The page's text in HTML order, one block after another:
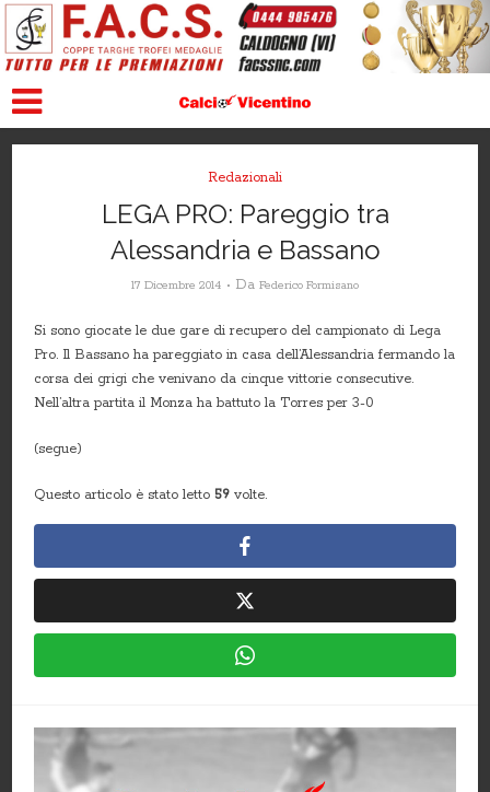
Redazionali
LEGA PRO: Pareggio tra
Alessandria e Bassano
17 Dicembre 2014 Da Federico Formisano
Si sono giocate le due gare di recupero del campionato di Lega
Pro. Il Bassano ha pareggiato in casa dell’Alessandria fermando la
corsa dei grigi che venivano da cinque vittorie consecutive.
Nell’altra partita il Monza ha battuto la Torres per 3-0
(segue)
Questo articolo è stato letto 59 volte.